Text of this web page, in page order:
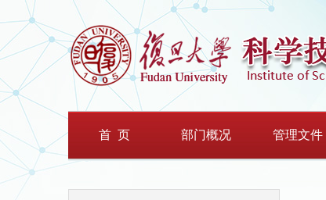
首 页 部门概况 管理文件